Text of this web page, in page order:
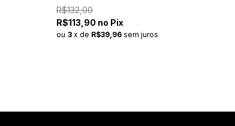
R$132,00
R$113,90 no Pix
ou 3 x de R$39,96 sem juros